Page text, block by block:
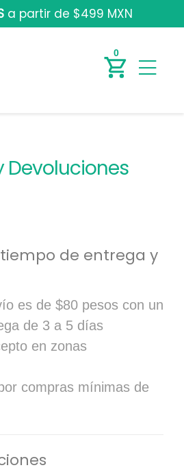
a partir de $499 MXN
0
Devoluciones
tiempo de entrega y
es de $80 pesos con un
de 3 a 5 días
en zonas
compras mínimas de